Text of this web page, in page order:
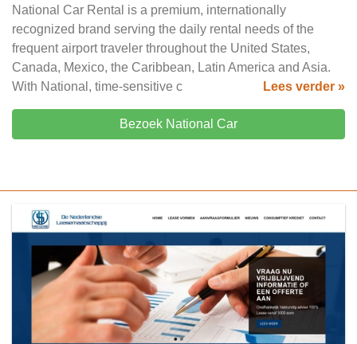
National Car Rental is a premium, internationally
recognized brand serving the daily rental needs of the
frequent airport traveler throughout the United States,
Canada, Mexico, the Caribbean, Latin America and Asia.
With National, time-sensitive c
Lees verder »
Bezoek National Car